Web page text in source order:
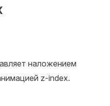
наложением
z-index.